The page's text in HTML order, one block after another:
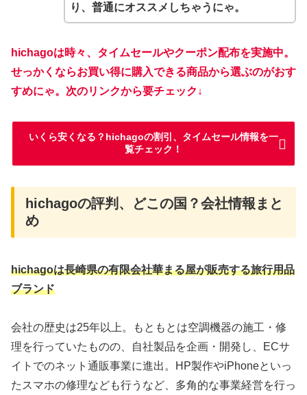
り、普通にオススメしちゃうにゃ。
hichagoは時々、タイムセールやクーポン配布を実施中。
せっかくならお買い得に購入できる商品から選ぶのがおす
すめにゃ。次のリンクから要チェック↓
いくら安くなる？hichagoの割引、タイムセール情報を一
覧チェック！
hichagoの評判、どこの国？会社情報まと
め
hichagoは長崎県の有限会社華まる屋が販売する旅行用品
ブランド
会社の歴史は25年以上。もともとは空調機器の施工・修
理を行っていたものの、自社製品を企画・開発し、ECサ
イトでのネット通販事業に進出。HP製作やiPhoneといっ
たスマホの修理なども行うなど、多角的な事業経営を行っ